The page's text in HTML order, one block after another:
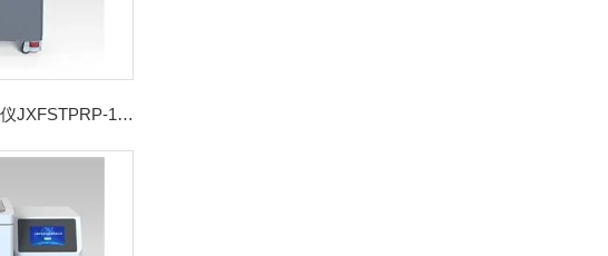
高速冷冻研磨均质仪JXFSTPRP-192CL